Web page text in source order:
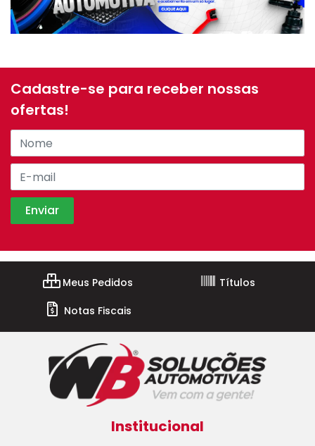
Cadastre-se para receber nossas
ofertas!
Meus Pedidos
Títulos
Notas Fiscais
Institucional